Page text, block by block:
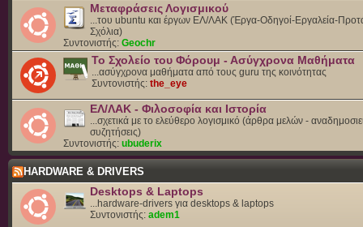
Μεταφράσεις Λογισμικού
...του ubuntu και έργων ΕΛ/ΛΑΚ (Έργα-Οδηγοί-Εργαλεία-
Σχόλια)
Συντονιστής: Geochr
Το Σχολείο του Φόρουμ - Ασύγχρονα Μαθήματα
...ασύγχρονα μαθήματα από τους guru της κοινότητας
Συντονιστής: the_eye
ΕΛ/ΛΑΚ - Φιλοσοφία και Ιστορία
...σχετικά με το ελεύθερο λογισμικό (άρθρα μελών -
συζητήσεις)
Συντονιστής: ubuderix
HARDWARE & DRIVERS
Desktops & Laptops
...hardware-drivers για desktops & laptops
Συντονιστής: adem1